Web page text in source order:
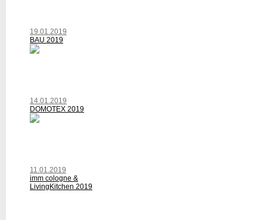
19.01.2019
BAU 2019
14.01.2019
DOMOTEX 2019
11.01.2019
imm cologne &
LivingKitchen 2019